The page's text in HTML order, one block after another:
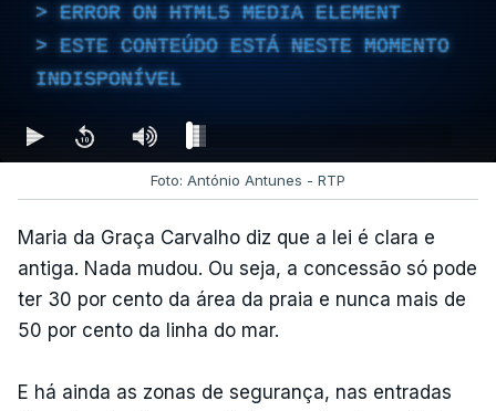
ERROR ON HTML5 MEDIA ELEMENT
ESTE CONTEÚDO ESTÁ NESTE MOMENTO
INDISPONÍVEL
Foto: António Antunes - RTP
Maria da Graça Carvalho diz que a lei é clara e
antiga. Nada mudou. Ou seja, a concessão só pode
ter 30 por cento da área da praia e nunca mais de
50 por cento da linha do mar.
E há ainda as zonas de segurança, nas entradas